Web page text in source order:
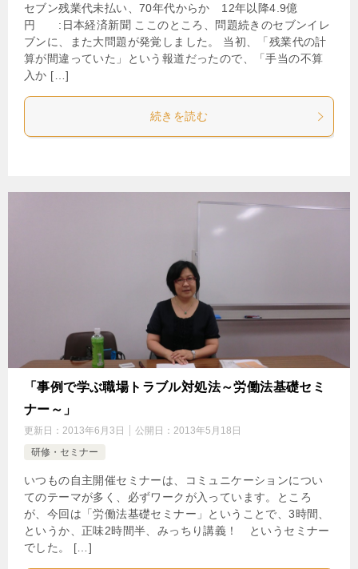
セブン残業代未払い、70年代からか 12年以降4.9億
円 :日本経済新聞 ここのところ、問題続きのセブンイレ
ブンに、また大問題が発覚しました。 当初、「残業代の計
算が間違っていた」という報道だったので、「手当の不算
入か […]
続きを読む
「事例で学ぶ職場トラブル対処法～労働法基礎セミ
ナー～」
更新日： 2013年6月3日 公開日： 2013年5月18日
研修・セミナー
いつもの自主開催セミナーは、コミュニケーションについ
てのテーマが多く、必ずワークが入っています。ところ
が、今回は「労働法基礎セミナー」ということで、3時間、
というか、正味2時間半、みっちり講義！ というセミナー
でした。 […]